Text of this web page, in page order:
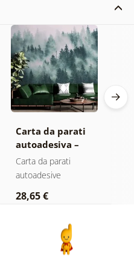
Carta da parati
autoadesiva –
Foresta nella
nebbia
Carta da parati
autoadesive
28,65 €